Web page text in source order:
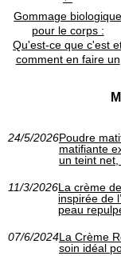
Gommage biologique
pour le corps :
Qu'est-ce que c'est
comment en faire un
24/5/2026Poudre
matifiante
un teint
11/3/2026La crème
inspirée de
peau
07/6/2024La Crème
soin idéal